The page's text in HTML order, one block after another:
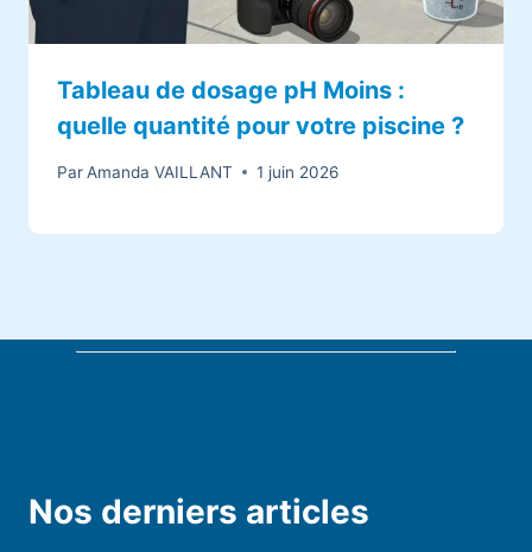
Tableau de dosage pH Moins :
quelle quantité pour votre piscine ?
Par Amanda VAILLANT 1 juin 2026
Nos derniers articles